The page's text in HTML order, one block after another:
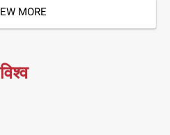
MORE
विश्व